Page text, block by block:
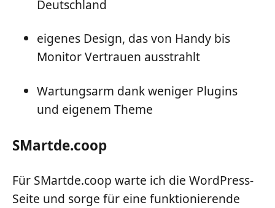
Deutschland
eigenes Design, das von Handy bis
Monitor Vertrauen ausstrahlt
Wartungsarm dank weniger Plugins
und eigenem Theme
SMartde.coop
Für SMartde.coop warte ich die WordPress-
Seite und sorge für eine funktionierende